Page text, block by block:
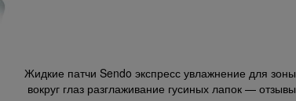
Жидкие патчи Sendo экспресс увлажнение для зоны
вокруг глаз разглаживание гусиных лапок — отзывы